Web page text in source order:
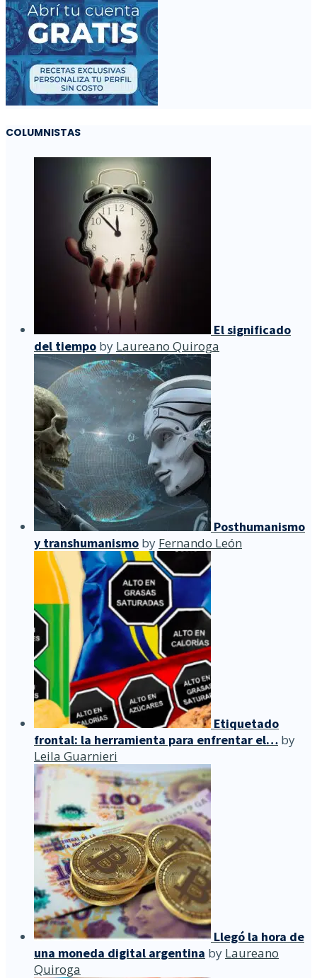
COLUMNISTAS
El significado
del tiempo by Laureano Quiroga
Posthumanismo
y transhumanismo by Fernando León
Etiquetado
frontal: la herramienta para enfrentar el… by
Leila Guarnieri
Llegó la hora de
una moneda digital argentina by Laureano
Quiroga